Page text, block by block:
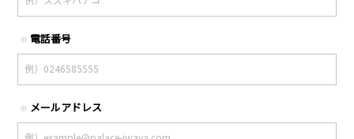
※ 電話番号
※ メールアドレス